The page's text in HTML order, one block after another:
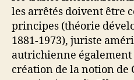
les arrêtés doivent être
principes (théorie
1881-1973), juriste
autrichienne également
création de la notion de